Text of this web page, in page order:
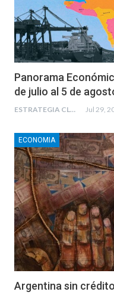
Panorama
de julio al 5 de
ESTRATEGIA CLAE Jul 29,
ECONOMIA
Argentina sin crédito